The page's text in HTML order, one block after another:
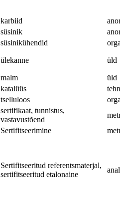
karbiid
süsinik
süsinikühendid
ülekanne üld
malm
üld
katalüüs
tselluloos
sertifikaat, tunnistus,
vastavustõend
Sertifitseerimine
Sertifitseeritud referentsmaterjal,
sertifitseeritud etalonaine